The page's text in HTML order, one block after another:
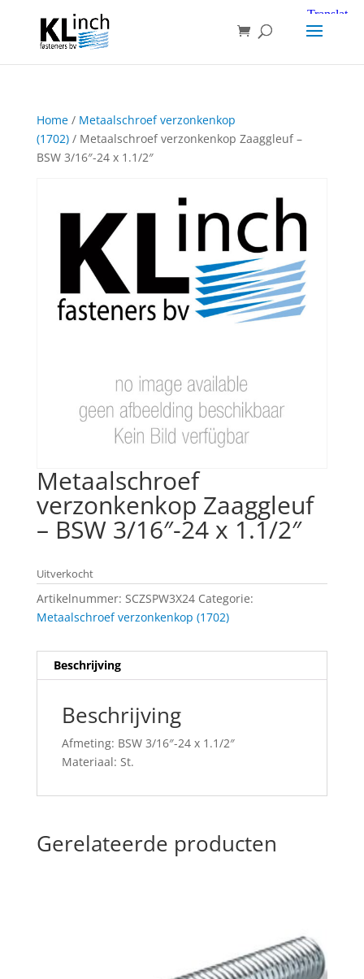
Home/ Metaalschroef verzonkenkop
(1702)/ Metaalschroef verzonkenkop Zaaggleuf –
BSW 3/16″-24 x 1.1/2″
Metaalschroef
verzonkenkop Zaaggleuf
– BSW 3/16″-24 x 1.1/2″
Uitverkocht
Artikelnummer: SCZSPW3X24 Categorie:
Metaalschroef verzonkenkop (1702)
Beschrijving
Beschrijving
Afmeting: BSW 3/16″-24 x 1.1/2″
Materiaal: St.
Gerelateerde producten